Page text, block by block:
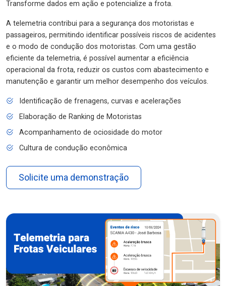
Transforme dados em ação e potencialize a frota.
A telemetria contribui para a segurança dos motoristas e
passageiros, permitindo identificar possíveis riscos de acidentes
e o modo de condução dos motoristas. Com uma gestão
eficiente da telemetria, é possível aumentar a eficiência
operacional da frota, reduzir os custos com abastecimento e
manutenção e garantir um melhor desempenho dos veículos.
Identificação de frenagens, curvas e acelerações
Elaboração de Ranking de Motoristas
Acompanhamento de ociosidade do motor
Cultura de condução econômica
Solicite uma demonstração